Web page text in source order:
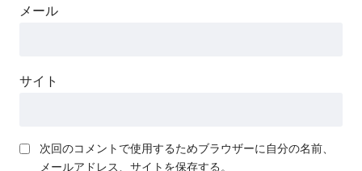
憑依してしまったやる夫は生
メール
サイト
次回のコメントで使用するためブラウザーに自分の名前、
メールアドレス、サイトを保存する。